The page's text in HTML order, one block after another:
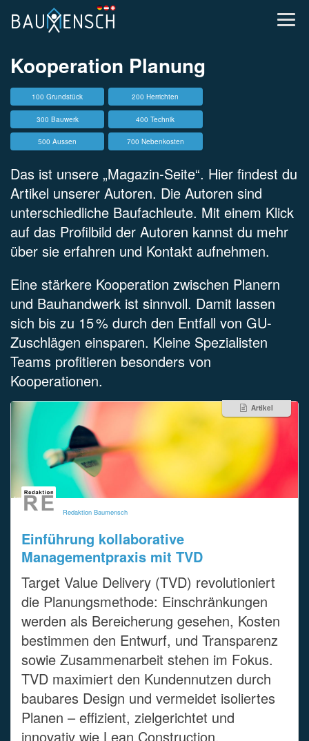
Kooperation Planung
100 Grundstück 200 Herrichten
300 Bauwerk 400 Technik
500 Aussen 700 Nebenkosten
Das ist unsere „Magazin-Seite“. Hier findest du
Artikel unserer Autoren. Die Autoren sind
unterschiedliche Baufachleute. Mit einem Klick
auf das Profilbild der Autoren kannst du mehr
über sie erfahren und Kontakt aufnehmen.
Eine stärkere Kooperation zwischen Planern
und Bauhandwerk ist sinnvoll. Damit lassen
sich bis zu 15 % durch den Entfall von GU-
Zuschlägen einsparen. Kleine Spezialisten
Teams profitieren besonders von
Kooperationen.
Artikel
Redaktion Baumensch
Einführung kollaborative
Managementpraxis mit TVD
Target Value Delivery (TVD) revolutioniert
die Planungsmethode: Einschränkungen
werden als Bereicherung gesehen, Kosten
bestimmen den Entwurf, und Transparenz
sowie Zusammenarbeit stehen im Fokus.
TVD maximiert den Kundennutzen durch
baubares Design und vermeidet isoliertes
Planen – effizient, zielgerichtet und
innovativ wie Lean Construction.